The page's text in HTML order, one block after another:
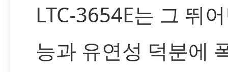
LTC-3654E는 그 뛰
능과 유연성 덕분에